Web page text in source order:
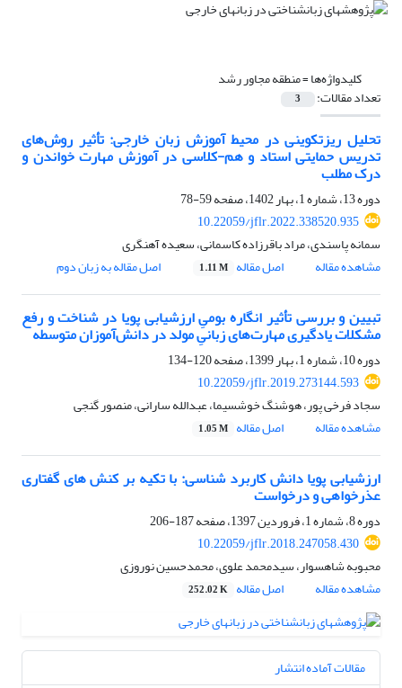
کلیدواژه‌ها =منطقه مجاور رشد
تعداد مقالات: 3
تحلیل ریزتکوینی در محیط آموزش زبان خارجی: تأثیر روش‌های
تدریس حمایتی استاد و هم-کلاسی در آموزش مهارت خواندن و
درک مطلب
دوره 13، شماره 1، بهار 1402، صفحه
59-78
10.22059/jflr.2022.338520.935
سمانه پاسندی، مراد باقرزاده کاسمانی، سعیده آهنگری
مشاهده مقاله
اصل مقاله 1.11 M اصل مقاله به زبان دوم
تبیین و بررسی تأثیر انگاره بومیِ ارزشیابی پویا در شناخت و رفع
مشکلات یادگیری مهارت‌های زبانیِ مولد در دانش‌آموزان متوسطه
دوره 10، شماره 1، بهار 1399، صفحه
120-134
10.22059/jflr.2019.273144.593
سجاد فرخی پور، هوشنگ خوشسیما، عبدالله سارانی، منصور گنجی
مشاهده مقاله
اصل مقاله 1.05 M
ارزشیابی پویا دانش کاربرد شناسی: با تکیه بر کنش های گفتاری
عذرخواهی و درخواست
دوره 8، شماره 1، فروردین 1397، صفحه
187-206
10.22059/jflr.2018.247058.430
محبوبه شاهسوار، سیدمحمد علوی، محمدحسین نوروزی
مشاهده مقاله
اصل مقاله 252.02 K
مقالات آماده انتشار